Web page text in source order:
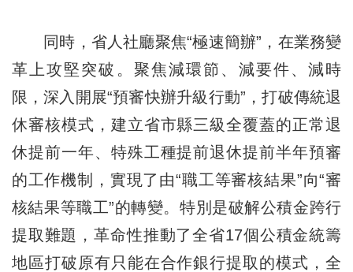
同時，省人社廳聚焦“極速簡辦”，在業務變
革上攻堅突破。聚焦減環節、減要件、減時
限，深入開展“預審快辦升級行動”，打破傳統退
休審核模式，建立省市縣三級全覆蓋的正常退
休提前一年、特殊工種提前退休提前半年預審
的工作機制，實現了由“職工等審核結果”向“審
核結果等職工”的轉變。特別是破解公積金跨行
提取難題，革命性推動了全省17個公積金統籌
地區打破原有只能在合作銀行提取的模式，全